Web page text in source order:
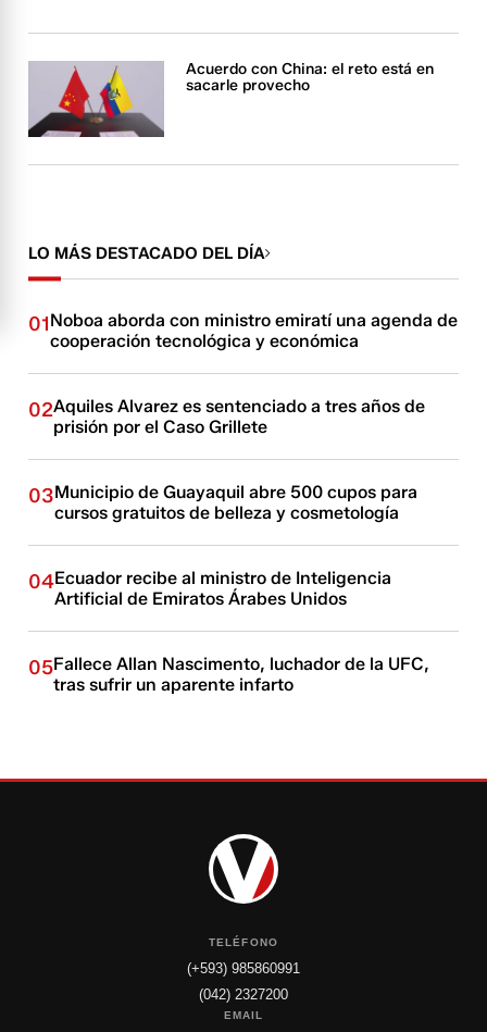
Acuerdo con China: el reto está en
sacarle provecho
LO MÁS DESTACADO DEL DÍA
01Noboa aborda con ministro emiratí una agenda de
cooperación tecnológica y económica
02Aquiles Alvarez es sentenciado a tres años de
prisión por el Caso Grillete
03Municipio de Guayaquil abre 500 cupos para
cursos gratuitos de belleza y cosmetología
04Ecuador recibe al ministro de Inteligencia
Artificial de Emiratos Árabes Unidos
05Fallece Allan Nascimento, luchador de la UFC,
tras sufrir un aparente infarto
TELÉFONO
(+593) 985860991
(042) 2327200
EMAIL